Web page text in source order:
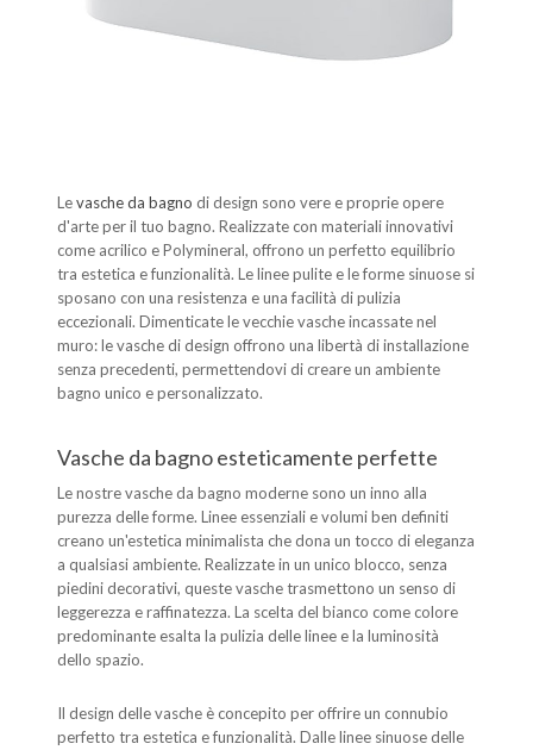
Levasche da bagno di design sono vere e proprie opere
d'arte per il tuo bagno. Realizzate con materiali innovativi
come acrilico e Polymineral, offrono un perfetto equilibrio
tra estetica e funzionalità. Le linee pulite e le forme sinuose si
sposano con una resistenza e una facilità di pulizia
eccezionali. Dimenticate le vecchie vasche incassate nel
muro: le vasche di design offrono una libertà di installazione
senza precedenti, permettendovi di creare un ambiente
bagno unico e personalizzato.
Vasche da bagno esteticamente perfette
Le nostre vasche da bagno moderne sono un inno alla
purezza delle forme. Linee essenziali e volumi ben definiti
creano un'estetica minimalista che dona un tocco di eleganza
a qualsiasi ambiente. Realizzate in un unico blocco, senza
piedini decorativi, queste vasche trasmettono un senso di
leggerezza e raffinatezza. La scelta del bianco come colore
predominante esalta la pulizia delle linee e la luminosità
dello spazio.
Il design delle vasche è concepito per offrire un connubio
perfetto tra estetica e funzionalità. Dalle linee sinuose delle